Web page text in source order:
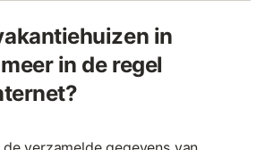
in
in de regel